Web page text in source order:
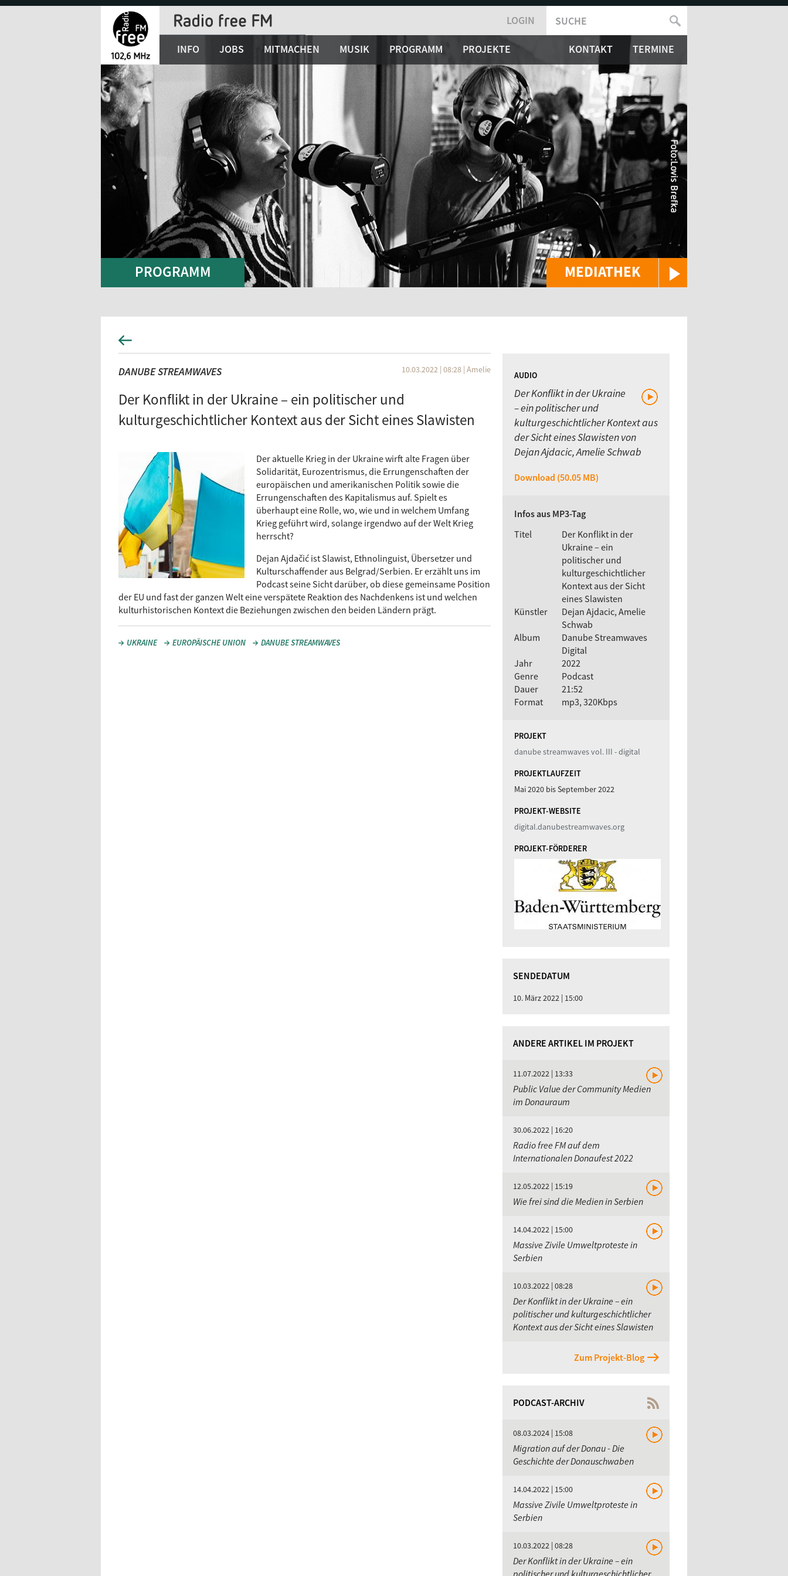
Jump
MEDIATHEK
LOGIN
SUCHFORMULAR
SUCHE
INFO JOBS MITMACHEN MUSIK PROGRAMM PROJEKTE KONTAKT TERMINE
PROGRAMM
DANUBE STREAMWAVES 10.03.2022 | 08:28 | Amelie
Der Konflikt in der Ukraine – ein politischer und
kulturgeschichtlicher Kontext aus der Sicht eines Slawisten
Der aktuelle Krieg in der Ukraine wirft alte Fragen über
Solidarität, Eurozentrismus, die Errungenschaften der
europäischen und amerikanischen Politik sowie die
Errungenschaften des Kapitalismus auf. Spielt es
überhaupt eine Rolle, wo, wie und in welchem ​​Umfang
Krieg geführt wird, solange irgendwo auf der Welt Krieg
herrscht?
Dejan Ajdačić ist Slawist, Ethnolinguist, Übersetzer und
Kulturschaffender aus Belgrad/Serbien. Er erzählt uns im
Podcast seine Sicht darüber, ob diese gemeinsame Position
der EU und fast der ganzen Welt eine verspätete Reaktion des Nachdenkens ist und welchen
kulturhistorischen Kontext die Beziehungen zwischen den beiden Ländern prägt.
UKRAINE EUROPÄISCHE UNION DANUBE STREAMWAVES
AUDIO
Der Konflikt in der Ukraine
– ein politischer und
kulturgeschichtlicher Kontext aus
der Sicht eines Slawisten von
Dejan Ajdacic, Amelie Schwab
Download (50.05 MB)
Infos aus MP3-Tag
Titel
Der Konflikt in der
Ukraine – ein
politischer und
kulturgeschichtlicher
Kontext aus der Sicht
eines Slawisten
Künstler
Dejan Ajdacic, Amelie
Schwab
Album
Danube Streamwaves
Digital
Jahr
2022
Genre
Podcast
Dauer
21:52
Format
mp3, 320Kbps
PROJEKT
danube streamwaves vol. III - digital
PROJEKTLAUFZEIT
Mai 2020 bisSeptember 2022
PROJEKT-WEBSITE
digital.danubestreamwaves.org
PROJEKT-FÖRDERER
SENDEDATUM
10. März 2022 | 15:00
ANDERE ARTIKEL IM PROJEKT
11.07.2022 | 13:33
Public Value der Community Medien
im Donauraum
30.06.2022 | 16:20
Radio free FM auf dem
Internationalen Donaufest 2022
12.05.2022 | 15:19
Wie frei sind die Medien in Serbien
14.04.2022 | 15:00
Massive Zivile Umweltproteste in
Serbien
10.03.2022 | 08:28
Der Konflikt in der Ukraine – ein
politischer und kulturgeschichtlicher
Kontext aus der Sicht eines Slawisten
Zum Projekt-Blog
PODCAST-ARCHIV
08.03.2024 | 15:08
Migration auf der Donau - Die
Geschichte der Donauschwaben
14.04.2022 | 15:00
Massive Zivile Umweltproteste in
Serbien
10.03.2022 | 08:28
Der Konflikt in der Ukraine – ein
politischer und kulturgeschichtlicher